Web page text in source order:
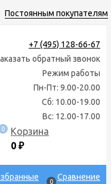
Постоянным покупателям
+7 (495) 128-66-67
обратный звонок
Режим работы
Пн-Пт: 9.00-20.00
Сб: 10.00-19.00
Вс: 12.00-17.00
0
Корзина
0 ₽
0 Сравнение